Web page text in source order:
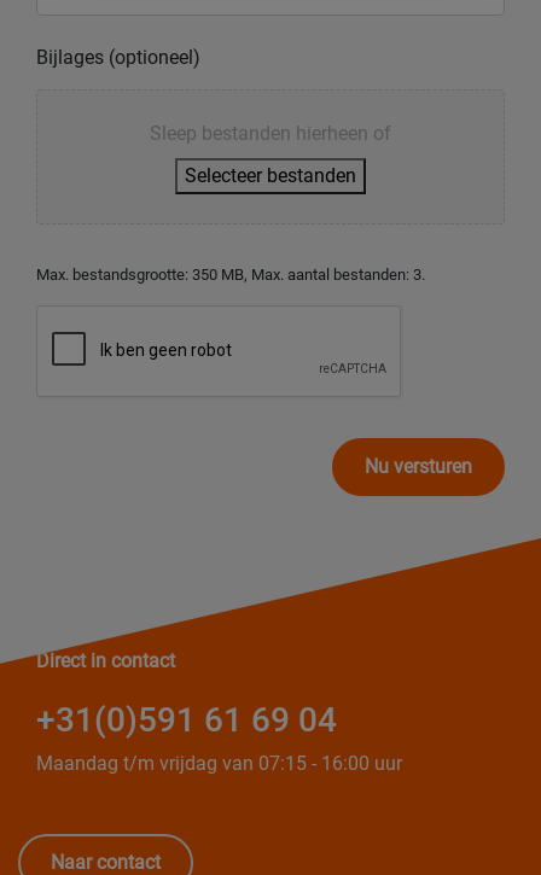
Bijlages (optioneel)
Sleep bestanden hierheen of
Selecteer bestanden
Max. bestandsgrootte: 350 MB, Max. aantal bestanden: 3.
Nu versturen
Direct in contact
+31(0)591 61 69 04
Maandag t/m vrijdag van 07:15 - 16:00 uur
Naar contact